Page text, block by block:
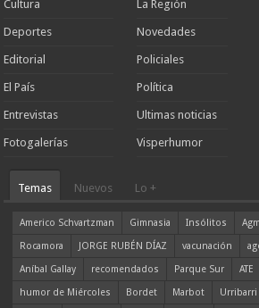
Cultura
Deportes
Editorial
El País
Entrevistas
Fotogalerías
La Región
Novedades
Policiales
Política
Ultimas noticias
Visperhumor
Temas Nuevos Lo +
Americo Schvartzman Gimnasia Insólitos
Rocamora
JORGE RUBÉN DÍAZ vacunación
Aníbal Gallay
recomendados Parque Sur ATE
humor de Miércoles
Bordet Marbot Urribarri